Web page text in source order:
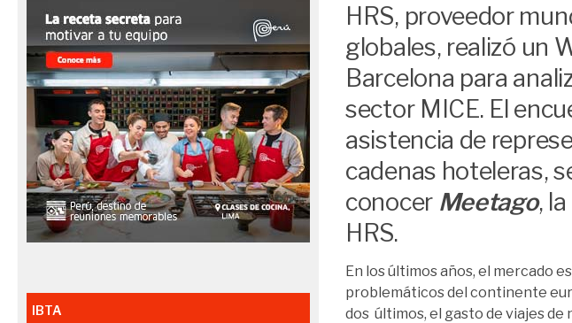
HRS, proveedor
globales, realizó un
Barcelona para
sector MICE. El
asistencia de
cadenas hoteleras,
conocer Meetago,
HRS.
En los últimos años, el mercado
problemáticos del continente
dos últimos, el gasto de viajes de
IBTA